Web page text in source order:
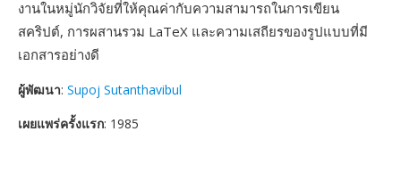
งานในหมู่นักวิจัยที่ให้คุณค่ากับความสามารถในการเขียน
สคริปต์, การผสานรวม LaTeX และความเสถียรของรูปแบบที่มี
เอกสารอย่างดี
ผู้พัฒนา: Supoj Sutanthavibul
เผยแพร่ครั้งแรก: 1985